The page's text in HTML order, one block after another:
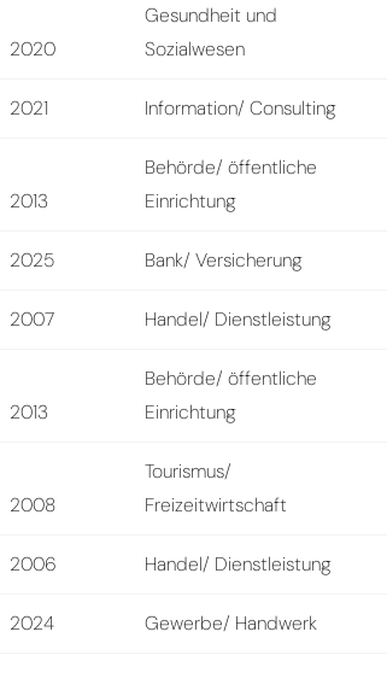
2020
Gesundheit und
Sozialwesen
2021 Information/ Consulting
2013
Behörde/ öffentliche
Einrichtung
2025 Bank/ Versicherung
2007 Handel/ Dienstleistung
2013
Behörde/ öffentliche
Einrichtung
2008
Tourismus/
Freizeitwirtschaft
2006 Handel/ Dienstleistung
2024 Gewerbe/ Handwerk